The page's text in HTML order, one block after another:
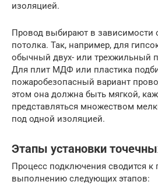
изоляцией.
Провод выбирают в зависимости
потолка. Так, например, для
обычный двух- или трехжильный
Для плит МДФ или пластика
пожаробезопасный вариант
этом она должна быть мягкой,
представляться множеством
под одной изоляцией.
Этапы установки
Процесс подключения сводится к
выполнению следующих этапов: